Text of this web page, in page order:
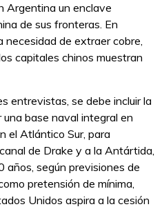
Argentina un enclave
de sus fronteras. En
necesidad de extraer cobre,
capitales chinos muestran
entrevistas, se debe incluir la
base naval integral en
el Atlántico Sur, para
de Drake y a la Antártida,
años, según previsiones de
pretensión de mínima,
Unidos aspira a la cesión